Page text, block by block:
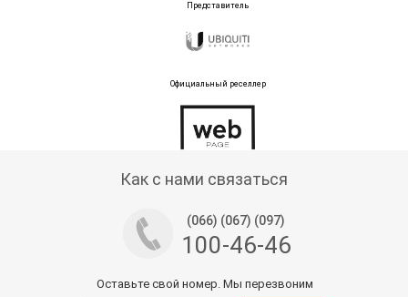
Представитель
Официальный реселлер
Как с нами связаться
(066) (067) (097)
100-46-46
Оставьте свой номер. Мы перезвоним